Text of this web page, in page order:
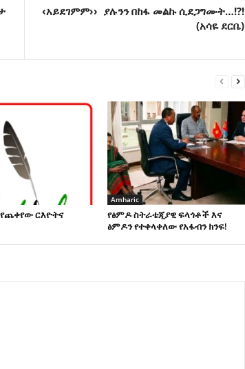
‹አይደገምም›› ያሉንን በከፋ መልኩ ሲደጋግሙት…!?!
(አሳዬ ደርቤ)
ርእዮትና
Amharic
የፅምዶ ስትራቴጂያዊ ፍላጎቶች እና
ፅምዶን የተቀላቀለው የአፋብን ክንፍ!